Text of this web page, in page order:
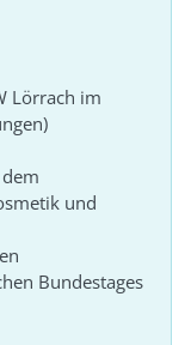
Lörrach im
und
Bundestages